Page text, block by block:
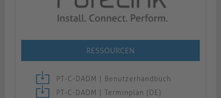
RESSOURCEN
PT-C-DADM | Benutzerhandbuch
PT-C-DADM | Terminplan (DE)